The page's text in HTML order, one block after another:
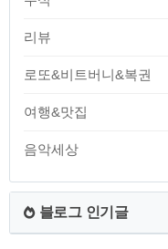
리뷰
로또&비트버니&복권
여행&맛집
음악세상
블로그 인기글